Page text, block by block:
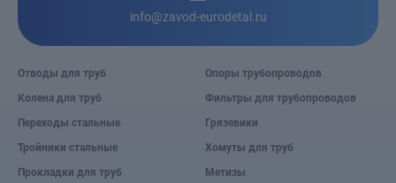
info@zavod-eurodetal.ru
Отводы для труб
Колена для труб
Переходы стальные
Тройники стальные
Прокладки для труб
Опоры трубопроводов
Фильтры для трубопроводов
Грязевики
Хомуты для труб
Метизы